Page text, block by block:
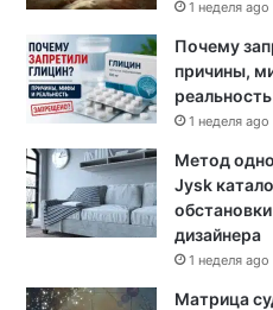
1 неделя ago
Почему
причины,
реальность
1 неделя ago
Метод
Jysk
дизайнера
1 неделя ago
Матрица